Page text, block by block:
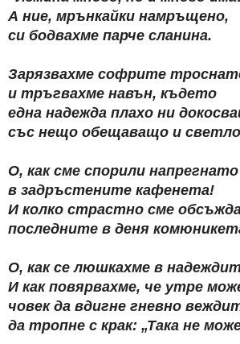
А ние, мрънкайки намръщено,
си бодвахме парче сланина.
Зарязвахме софрите
и тръгвахме навън, където
една надежда плахо ни
със нещо обещаващо и
О, как сме спорили напрегнато
в задръстените кафенета!
И колко страстно сме
последните в деня
О, как се люшкахме в
И как повярвахме, че утре
човек да вдигне гневно
да тропне с крак: „Така не